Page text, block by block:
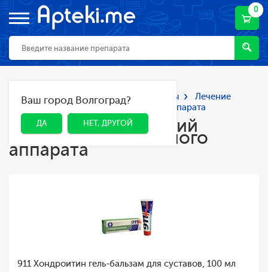
0
ДА НЕТ, ДРУГОЙ
Ваш город Волгоград?
ДА НЕТ, ДРУГОЙ
Главная Каталог Лекарства и БАДы
Лечение
заболеваний опорно-двигательного аппарата
Лечение заболеваний
опорно-двигательного
аппарата
911 Хондроитин гель-бальзам для суставов, 100 мл